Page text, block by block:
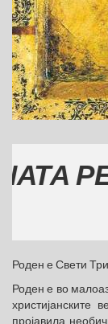
Роден е Свети
Роден е во
христијанските
пројавила